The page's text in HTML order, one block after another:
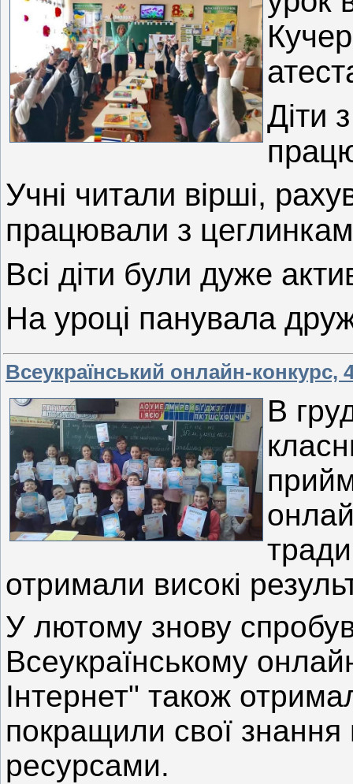
Діти
Учні читали вірші,
працювали з
Всі діти були дуже
На уроці панувала
Всеукраїнський онлайн-конкурс,
В
отримали високі
У лютому знову
Всеукраїнському
Інтернет" також
покращили свої знання
ресурсами.